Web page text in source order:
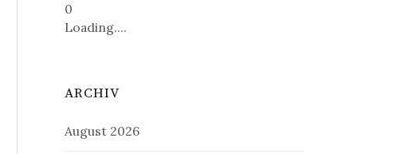
0
Loading....
ARCHIV
August 2026